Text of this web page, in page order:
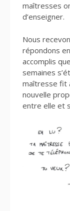
maîtresses
d’enseigner.
Nous
répondons
accomplis
semaines
maîtresse fit
nouvelle
entre elle et